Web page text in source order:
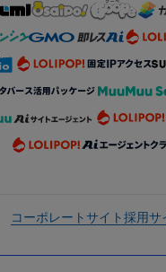
コーポレートサイト採用サ